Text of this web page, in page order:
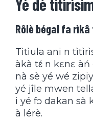
Yé dè
Rôlè bégal fa
Tìtìula ani n
àkà tɛ́ n kɛnɛ
nà sè yé wé
yé jîle mwen
i yé fɔ dakan sà
à lérè.